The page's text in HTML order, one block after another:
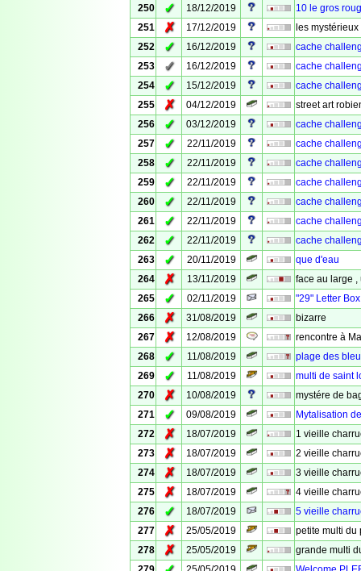
250
✓ 18/12/2019
10 le gros
251
✗ 17/12/2019
les
252
✓ 16/12/2019
cache
253
✓ 16/12/2019
cache
254
✓ 15/12/2019
cache
255
✗ 04/12/2019
street art
256
✓ 03/12/2019
cache
257
✓ 22/11/2019
cache
258
✓ 22/11/2019
cache
259
✓ 22/11/2019
cache
260
✓ 22/11/2019
cache
261
✓ 22/11/2019
cache
262
✓ 22/11/2019
cache
263
✓ 20/11/2019
que d'eau
264
✗ 13/11/2019
face au large ,
265
✓ 02/11/2019
"29" Letter
266
✗ 31/08/2019
bizarre
267
✗ 12/08/2019
rencontre à
268
✓ 11/08/2019
plage des
269
✓ 11/08/2019
multi de saint
270
✗ 10/08/2019
mystére de
271
✓ 09/08/2019
Mytalisation
272
✗ 18/07/2019
1 vieille
273
✗ 18/07/2019
2 vieille
274
✗ 18/07/2019
3 vieille
275
✗ 18/07/2019
4 vieille
276
✓ 18/07/2019
5 vieille
277
✗ 25/05/2019
petite multi du
278
✗ 25/05/2019
grande multi